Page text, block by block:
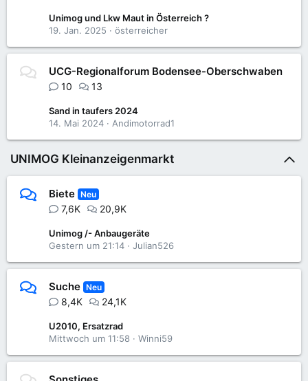
Unimog und Lkw Maut in Österreich ?
19. Jan. 2025
österreicher
UCG-Regionalforum Bodensee-Oberschwaben
10 13
Sand in taufers 2024
14. Mai 2024
Andimotorrad1
UNIMOG Kleinanzeigenmarkt
Biete Neu
7,6K 20,9K
Unimog /- Anbaugeräte
Gestern um 21:14
Julian526
Suche Neu
8,4K 24,1K
U2010, Ersatzrad
Mittwoch um 11:58
Winni59